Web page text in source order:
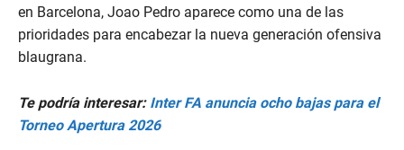
en Barcelona, Joao Pedro aparece como una de las
prioridades para encabezar la nueva generación ofensiva
blaugrana.
Te podría interesar: Inter FA anuncia ocho bajas para el
Torneo Apertura 2026